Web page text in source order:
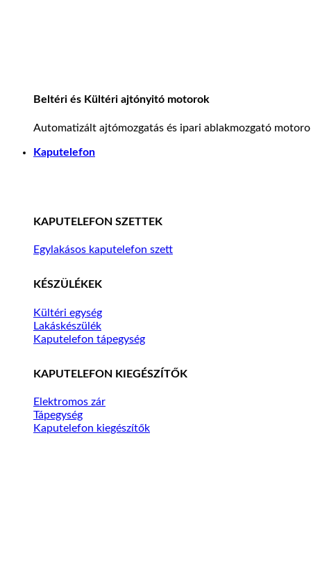
Beltéri és Kültéri ajtónyitó motorok
Automatizált ajtómozgatás és ipari ablakmozgató
Kaputelefon
KAPUTELEFON SZETTEK
Egylakásos kaputelefon szett
KÉSZÜLÉKEK
Kültéri egység
Lakáskészülék
Kaputelefon tápegység
KAPUTELEFON KIEGÉSZÍTŐK
Elektromos zár
Tápegység
Kaputelefon kiegészítők